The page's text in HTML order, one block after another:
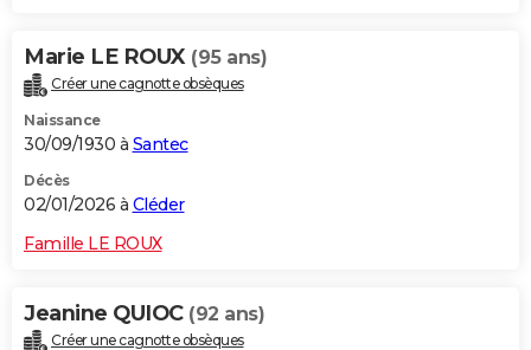
Marie LE ROUX (95 ans)
Créer une cagnotte obsèques
Naissance
30/09/1930 à Santec
Décès
02/01/2026 à Cléder
Famille LE ROUX
Jeanine QUIOC (92 ans)
Créer une cagnotte obsèques